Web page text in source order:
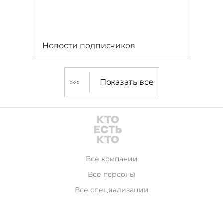
Новости подписчиков
Показать все
Все компании
Все персоны
Все специализации